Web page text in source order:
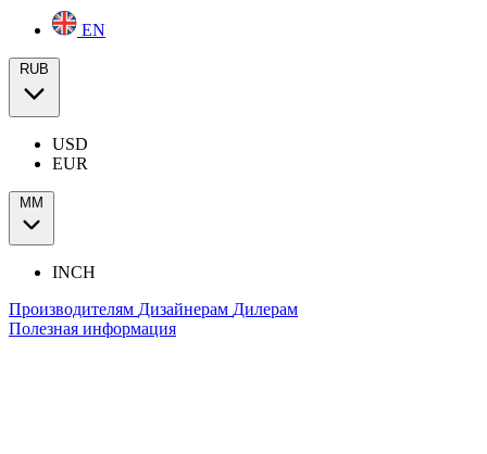
EN
RUB
USD
EUR
ММ
INCH
Производителям Дизайнерам Дилерам
Полезная информация